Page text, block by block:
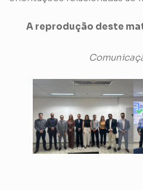
A reprodução deste